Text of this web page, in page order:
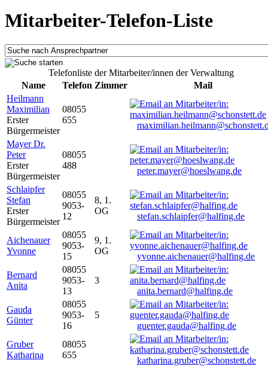
Mitarbeiter-Telefon-Liste
Telefonliste der Mitarbeiter/innen der Verwaltung
Name
Telefon Zimmer
Mail
Heilmann
Maximilian
Erster
Bürgermeister
08055
655
Mayer Dr.
Peter
Erster
Bürgermeister
08055
488
peter.mayer@hoeslwang.de
Schlaipfer
Stefan
Erster
Bürgermeister
08055
9053-
12
8, 1.
OG
stefan.schlaipfer@halfing.de
Aichenauer
Yvonne
08055
9053-
15
9, 1.
OG
yvonne.aichenauer@halfing.de
Bernard
Anita
08055
9053-
13
3
anita.bernard@halfing.de
Gauda
Günter
08055
9053-
16
5
guenter.gauda@halfing.de
Gruber
Katharina
08055
655
katharina.gruber@schonstett.de